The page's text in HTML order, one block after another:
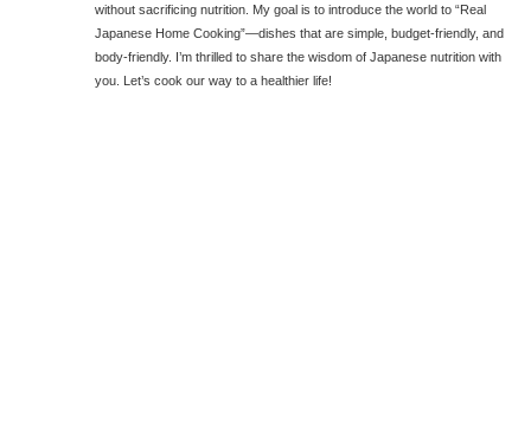
without sacrificing nutrition. My goal is to introduce the world to “Real
Japanese Home Cooking”—dishes that are simple, budget-friendly, and
body-friendly. I’m thrilled to share the wisdom of Japanese nutrition with
you. Let’s cook our way to a healthier life!